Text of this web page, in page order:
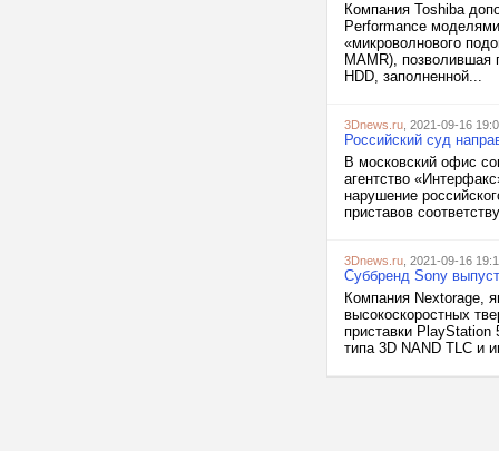
Компания Toshiba
Performance
«микроволнового
MAMR), позволившая
HDD, заполненной...
3Dnews.ru , 2021-09-16
Российский суд
В московский офис
агентство
нарушение
приставов
3Dnews.ru , 2021-09-16
Суббренд Sony
Компания Nextorage,
высокоскоростных
приставки
типа 3D NAND TLC и